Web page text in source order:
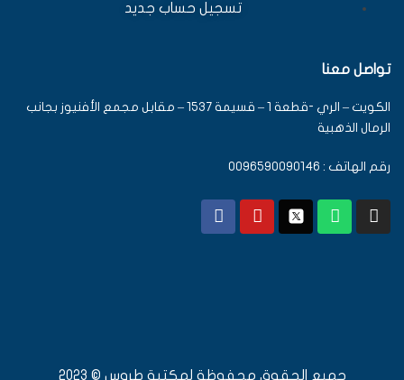
تسجيل حساب جديد
تواصل معنا
الكويت – الري -قطعة 1 – قسيمة 1537 – مقابل مجمع الأفنيوز بجانب
الرمال الذهبية
رقم الهاتف : 0096590090146
جميع الحقوق محفوظة لمكتبة طروس © 2023